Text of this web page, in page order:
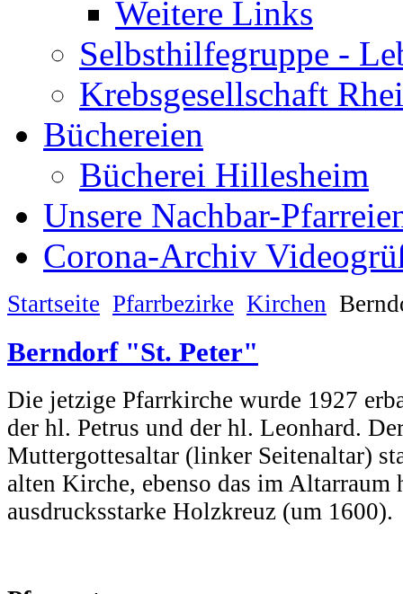
Weitere Links
Selbsthilfegruppe -
Krebsgesellschaft
Büchereien
Bücherei Hillesheim
Unsere Nachbar-
Corona-Archiv
Startseite Pfarrbezirke Kirchen
Berndorf "St. Peter"
Die jetzige Pfarrkirche wurde 1927
der hl. Petrus und der hl. Leonhard.
Muttergottesaltar (linker Seitenaltar)
alten Kirche, ebenso das im Altarraum
ausdrucksstarke Holzkreuz (um 1600).